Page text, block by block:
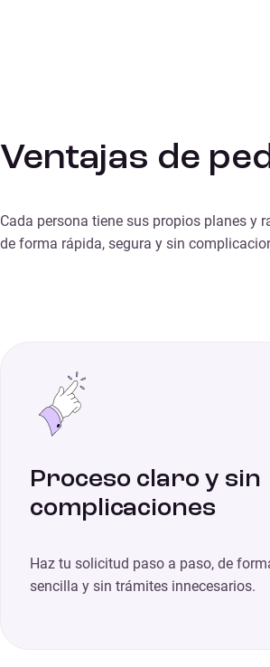
Ventajas de
Cada persona tiene sus propios planes y
de forma rápida, segura y sin
Proceso claro y sin
complicaciones
Haz tu solicitud paso a paso, de
sencilla y sin trámites innecesarios.